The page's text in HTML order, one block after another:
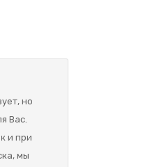
но
Вас.
и при
мы